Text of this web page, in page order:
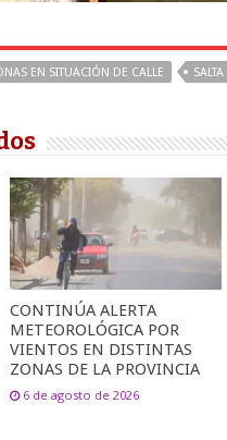
EN SITUACIÓN DE CALLE SALTA
CONTINÚA ALERTA
METEOROLÓGICA POR
VIENTOS EN DISTINTAS
ZONAS DE LA PROVINCIA
6 de agosto de 2026